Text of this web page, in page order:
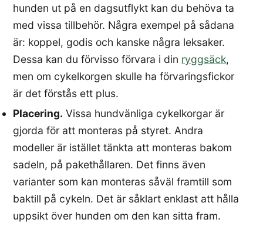
hunden ut på en dagsutflykt kan du behöva ta
med vissa tillbehör. Några exempel på sådana
är: koppel, godis och kanske några leksaker.
Dessa kan du förvisso förvara i din ryggsäck,
men om cykelkorgen skulle ha förvaringsfickor
är det förstås ett plus.
Placering. Vissa hundvänliga cykelkorgar är
gjorda för att monteras på styret. Andra
modeller är istället tänkta att monteras bakom
sadeln, på pakethållaren. Det finns även
varianter som kan monteras såväl framtill som
baktill på cykeln. Det är såklart enklast att hålla
uppsikt över hunden om den kan sitta fram.